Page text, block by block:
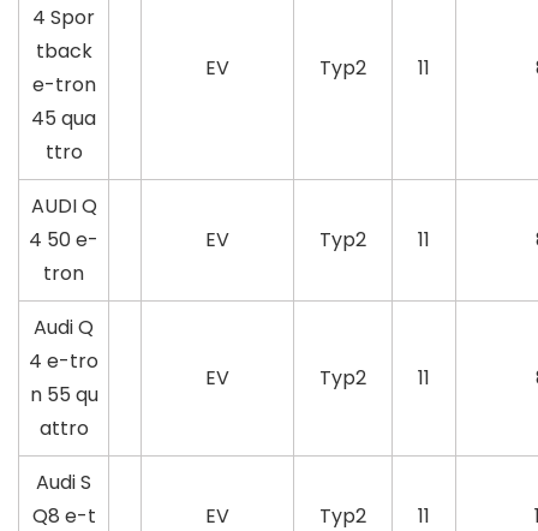
4 Spor
tback
e-tron
45 qua
ttro
EV Typ2 11
AUDI Q
4 50 e-
tron
EV Typ2 11
Audi Q
4 e-tro
n 55 qu
attro
EV Typ2 11
Audi S
Q8 e-t
EV Typ2 11